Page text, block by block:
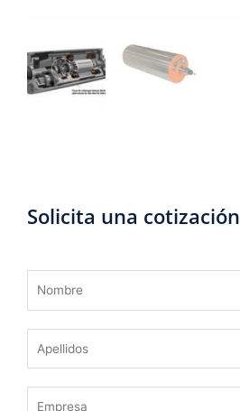
Solicita una cotización